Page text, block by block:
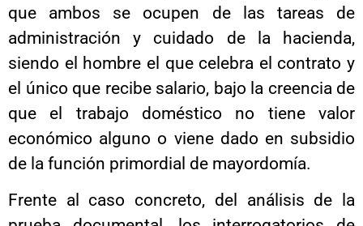
que ambos se ocupen de las tareas de
administración y cuidado de la hacienda,
siendo el hombre el que celebra el contrato y
el único que recibe salario, bajo la creencia de
que el trabajo doméstico no tiene valor
económico alguno o viene dado en subsidio
de la función primordial de mayordomía.
Frente al caso concreto, del análisis de la